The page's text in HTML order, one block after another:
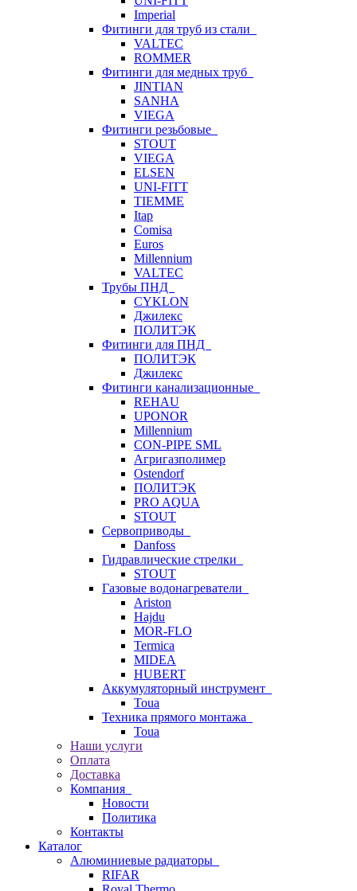
Imperial
Фитинги для труб из стали
VALTEC
ROMMER
Фитинги для медных труб
JINTIAN
SANHA
VIEGA
Фитинги резьбовые
STOUT
VIEGA
ELSEN
UNI-FITT
TIEMME
Itap
Comisa
Euros
Millennium
VALTEC
Трубы ПНД
CYKLON
Джилекс
ПОЛИТЭК
Фитинги для ПНД
ПОЛИТЭК
Джилекс
Фитинги канализационные
REHAU
UPONOR
Millennium
CON-PIPE SML
Агригазполимер
Ostendorf
ПОЛИТЭК
PRO AQUA
STOUT
Сервоприводы
Danfoss
Гидравлические стрелки
STOUT
Газовые водонагреватели
Ariston
Hajdu
MOR-FLO
Termica
MIDEA
HUBERT
Аккумуляторный инструмент
Toua
Техника прямого монтажа
Toua
Наши услуги
Оплата
Доставка
Компания
Новости
Политика
Контакты
Каталог
Алюминиевые радиаторы
RIFAR